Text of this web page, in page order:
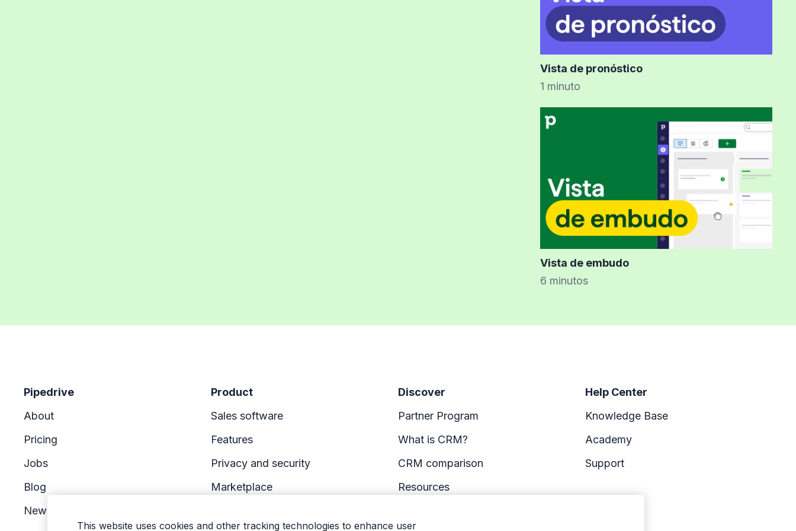
Vista de pronóstico
1 minuto
Vista de embudo
6 minutos
Pipedrive
About
Pricing
Jobs
Blog
Newsroom
Product
Sales software
Features
Privacy and security
Marketplace
Discover
Partner Program
What is CRM?
CRM comparison
Resources
Help Center
Knowledge Base
Academy
Support
This website uses cookies and other tracking technologies to enhance user